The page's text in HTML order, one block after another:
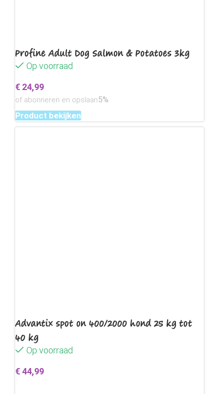
Profine Adult Dog Salmon & Potatoes 3kg
Op voorraad
€ 24,99
of abonneren en opslaan5%
Product bekijken
Advantix spot on 400/2000 hond 25 kg tot
40 kg
Op voorraad
€44,99